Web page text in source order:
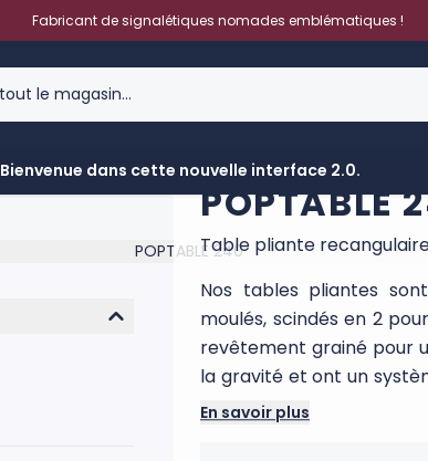
Fabricant de signalétiques nomades emblématiques !
Bienvenue dans cette nouvelle interface 2.0.
POPTABLE
Table pliante
Nos tables pliantes
moulés, scindés en 2
revêtement grainé pour
la gravité et ont un
caoutchouc à leurs
En savoir plus